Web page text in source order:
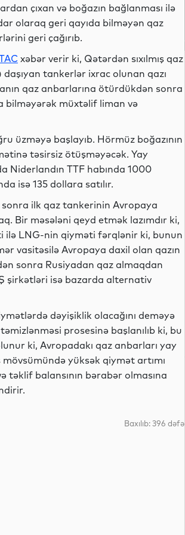
çıxan və boğazın bağlanması ilə
olaraq geri qayıda bilməyən qaz
geri çağırıb.
xəbər verir ki, Qətərdən sıxılmış qaz
daşıyan tankerlər ixrac olunan qazı
qaz anbarlarına ötürdükdən sonra
bilməyərək müxtəlif liman və
üzməyə başlayıb. Hörmüz boğazının
təsirsiz ötüşməyəcək. Yay
Niderlandın TTF habında 1000
isə 135 dollara satılır.
ilk qaz tankerinin Avropaya
Bir məsələni qeyd etmək lazımdır ki,
ilə LNG-nin qiyməti fərqlənir ki, bunun
vasitəsilə Avropaya daxil olan qazın
sonra Rusiyadan qaz almaqdan
şirkətləri isə bazarda alternativ
dəyişiklik olacağını deməyə
prosesinə başlanılıb ki, bu
ki, Avropadakı qaz anbarları yay
yüksək qiymət artımı
təklif balansının bərabər olmasına
Baxılıb: 396 dəfə